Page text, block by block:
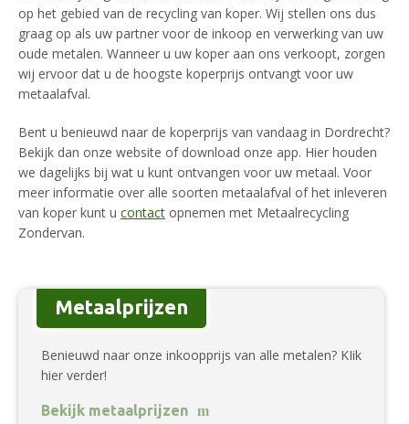
op het gebied van de recycling van koper. Wij stellen ons dus
graag op als uw partner voor de inkoop en verwerking van uw
oude metalen. Wanneer u uw koper aan ons verkoopt, zorgen
wij ervoor dat u de hoogste koperprijs ontvangt voor uw
metaalafval.
Bent u benieuwd naar de koperprijs van vandaag in Dordrecht?
Bekijk dan onze website of download onze app. Hier houden
we dagelijks bij wat u kunt ontvangen voor uw metaal. Voor
meer informatie over alle soorten metaalafval of het inleveren
van koper kunt u contact opnemen met Metaalrecycling
Zondervan.
Metaalprijzen
Benieuwd naar onze inkoopprijs van alle metalen? KIik
hier verder!
Bekijk metaalprijzen